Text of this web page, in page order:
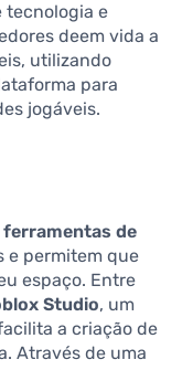
tecnologia e
deem vida a
utilizando
para
jogáveis.
ferramentas de
e permitem que
espaço. Entre
Studio, um
a criação de
Através de uma